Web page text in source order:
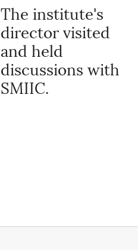
The institute's
director visited
and held
discussions with
SMIIC.